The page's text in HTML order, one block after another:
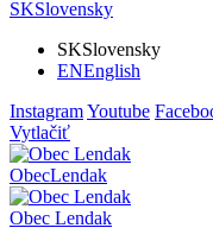
SKSlovensky
SKSlovensky
ENEnglish
InstagramYoutube
Vytlačiť
ObecLendak
Obec Lendak